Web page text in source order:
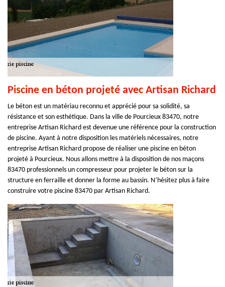
Piscine en béton projeté avec Artisan Richard
Le béton est un matériau reconnu et apprécié pour sa solidité, sa
résistance et son esthétique. Dans la ville de Pourcieux 83470, notre
entreprise Artisan Richard est devenue une référence pour la construction
de piscine. Ayant à notre disposition les matériels nécessaires, notre
entreprise Artisan Richard propose de réaliser une piscine en béton
projeté à Pourcieux. Nous allons mettre à la disposition de nos maçons
83470 professionnels un compresseur pour projeter le béton sur la
structure en ferraille et donner la forme au bassin. N’hésitez plus à faire
construire votre piscine 83470 par Artisan Richard.